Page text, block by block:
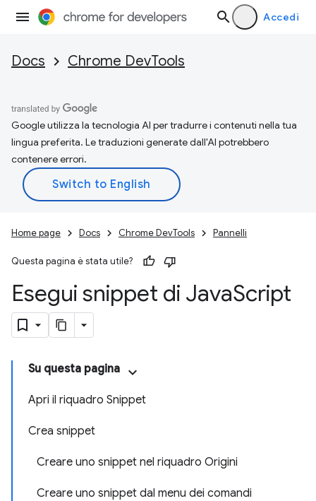
Accedi
Docs Chrome DevTools
Google utilizza la tecnologia AI per tradurre i contenuti nella tua
lingua preferita. Le traduzioni generate dall'AI potrebbero
contenere errori.
Home page Docs Chrome DevTools Pannelli
Questa pagina è stata utile?
Esegui snippet di JavaScript
Su questa pagina
Apri il riquadro Snippet
Crea snippet
Creare uno snippet nel riquadro Origini
Creare uno snippet dal menu dei comandi